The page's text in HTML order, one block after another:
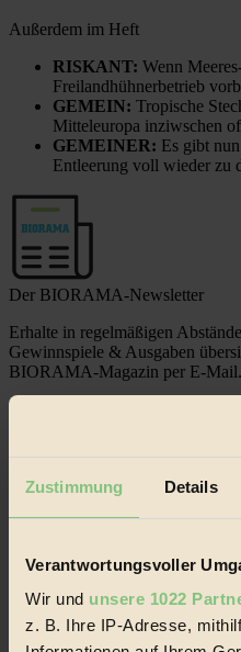
Zustimmung Details
Verantwortungsvoller
Wir und unsere 1022
z. B. Ihre IP-Adresse,
Außerdem im Heft
RISKANT: Wenn
Freilandhühnerbetrieb
GEMEIN: Tropische
Mitteleuropa inziwschen
GEMEINER: Es gibt
Entleerung voll wieder zu
Der BIORAMA-Newsletter
Erhalte in regelmäßigen
Gewinnspiele & Ausgaben
BIORAMA-Magazin per E-Mail.
© 2026 Biorama GmbH
Impressum & Disclaimer